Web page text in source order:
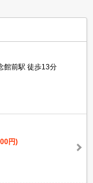
館前駅 徒歩13分
円)